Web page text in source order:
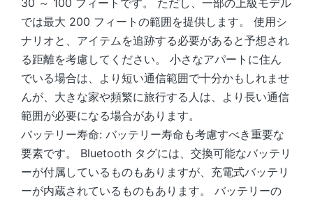
では最大 200 フィートの範囲を提供します。 使用シ
ナリオと、アイテムを追跡する必要があると予想され
る距離を考慮してください。 小さなアパートに住ん
でいる場合は、より短い通信範囲で十分かもしれませ
んが、大きな家や頻繁に旅行する人は、より長い通信
範囲が必要になる場合があります。
バッテリー寿命: バッテリー寿命も考慮すべき重要な
要素です。 Bluetooth タグには、交換可能なバッテリ
ーが付属しているものもありますが、充電式バッテリ
ーが内蔵されているものもあります。 バッテリーの